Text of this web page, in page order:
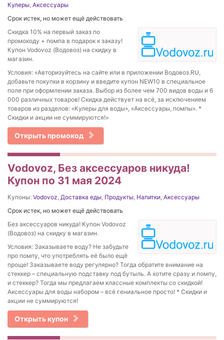
Кулеры, Аксессуары
Срок истек, но может ещё действовать
Скидка 10% на первый заказ по
промокоду + помпа в подарок к заказу!
Купон Vodovoz (Водовоз) на скидку в
магазин.
Условия: «Авторизуйтесь на сайте или в приложении Водовоз.RU,
добавьте покупки в корзину и введите купон NEW10 в специальное
поле при оформлении заказа. Выбор из более чем 700 видов воды и 6
000 различных товаров! Скидка действует на всё, за исключением
товаров из разделов: «Кулеры для воды», «Аксессуары, помпы». *
Скидки и акции не суммируются!»
Открыть промокод
Vodovoz, Без аксессуаров никуда!
Купон по 31 мая 2024
Купоны: Vodovoz, Доставка еды, Продукты, Напитки, Аксессуары
Срок истек, но может ещё действовать
Без аксессуаров никуда! Купон Vodovoz
(Водовоз) на скидку в магазин.
Условия: Заказываете воду? Не забудьте
про помпу, что употреблять её было ещё
проще! Заказываете воду регулярно? Тогда обратите внимание на
стеккер – специальную подставку под бутыль. А хотите сразу и помпу,
и стеккер? Тогда мы предлагаем классные комплекты со скидкой!
Аксессуары для воды набором – всё гениальное просто! * Скидки и
акции не суммируются!
Открыть купон